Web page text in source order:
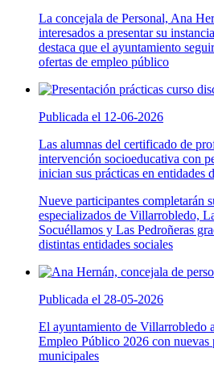
La concejala de Personal, Ana
interesados a presentar su
destaca que el ayuntamiento
ofertas de empleo público
Publicada el 12-06-2026
Las alumnas del certificado de
intervención socioeducativa con
inician sus prácticas en entidades
Nueve participantes completarán
especializados de Villarrobledo,
Socuéllamos y Las Pedroñeras
distintas entidades sociales
Publicada el 28-05-2026
El ayuntamiento de Villarrobledo
Empleo Público 2026 con nuevas
municipales